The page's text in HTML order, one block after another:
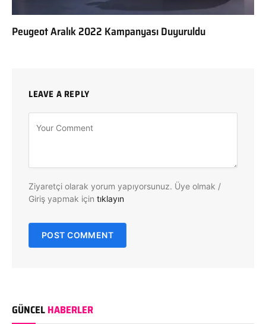
Peugeot Aralık 2022 Kampanyası Duyuruldu
LEAVE A REPLY
Ziyaretçi olarak yorum yapıyorsunuz. Üye olmak /
Giriş yapmak için tıklayın
GÜNCELHABERLER